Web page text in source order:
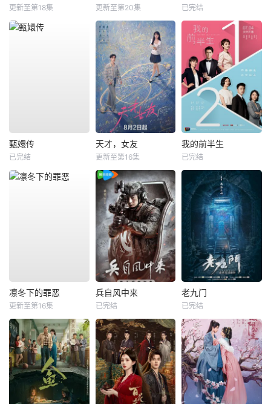
更新至第18集 更新至第20集 已完结
甄嬛传
已完结
天才，女友
更新至第16集
我的前半生
已完结
凛冬下的罪恶
更新至第16集
兵自风中来
已完结
老九门
已完结